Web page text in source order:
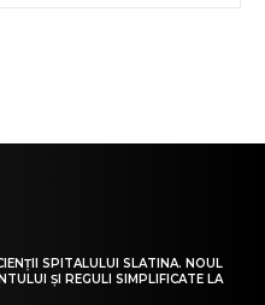
SPITALULUI SLATINA. NOUL
ȘI REGULI SIMPLIFICATE LA